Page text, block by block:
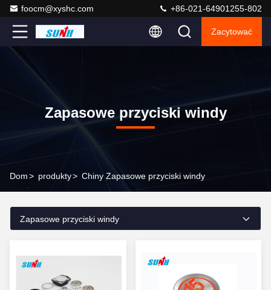
foocm@xyshc.com +86-021-64901255-802
Zacytować
Zapasowe przyciski windy
Dom> produkty> Chiny Zapasowe przyciski windy
Zapasowe przyciski windy